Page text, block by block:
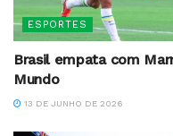
ESPORTES
Brasil empata com
Mundo
13 DE JUNHO DE 2026